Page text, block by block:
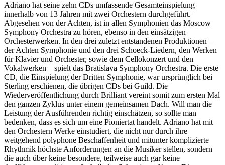
Adriano hat seine zehn CDs umfassende Gesamteinspielung
innerhalb von 13 Jahren mit zwei Orchestern durchgeführt.
Abgesehen von der Achten, ist in allen Symphonien das Moscow
Symphony Orchestra zu hören, ebenso in den einsätzigen
Orchesterwerken. In den drei zuletzt entstandenen Produktionen –
der Achten Symphonie und den drei Schoeck-Liedern, den Werken
für Klavier und Orchester, sowie dem Cellokonzert und den
Vokalwerken – spielt das Bratislava Symphony Orchestra. Die erste
CD, die Einspielung der Dritten Symphonie, war ursprünglich bei
Sterling erschienen, die übrigen CDs bei Guild. Die
Wiederveröffentlichung durch Brilliant vereint somit zum ersten Mal
den ganzen Zyklus unter einem gemeinsamen Dach. Will man die
Leistung der Ausführenden richtig einschätzen, so sollte man
bedenken, dass es sich um eine Pioniertat handelt. Adriano hat mit
den Orchestern Werke einstudiert, die nicht nur durch ihre
weitgehend polyphone Beschaffenheit und mitunter komplizierte
Rhythmik höchste Anforderungen an die Musiker stellen, sondern
die auch über keine besondere, teilweise auch gar keine